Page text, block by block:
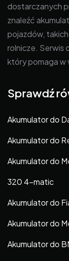
dostarczanych
znaleźć
pojazdów,
rolnicze. Serwis
który pomaga w
Sprawdź
Akumulator do
Akumulator do
Akumulator do
320 4-matic
Akumulator do
Akumulator do
Akumulator do